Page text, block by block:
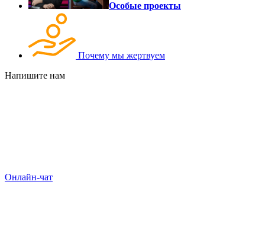
Особые проекты
Почему мы жертвуем
Напишите нам
Онлайн-чат